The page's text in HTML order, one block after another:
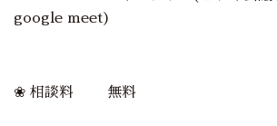
google meet)
❀ 相談料 無料